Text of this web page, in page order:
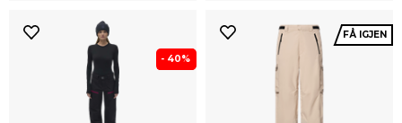
- 40%
FÅ IGJEN